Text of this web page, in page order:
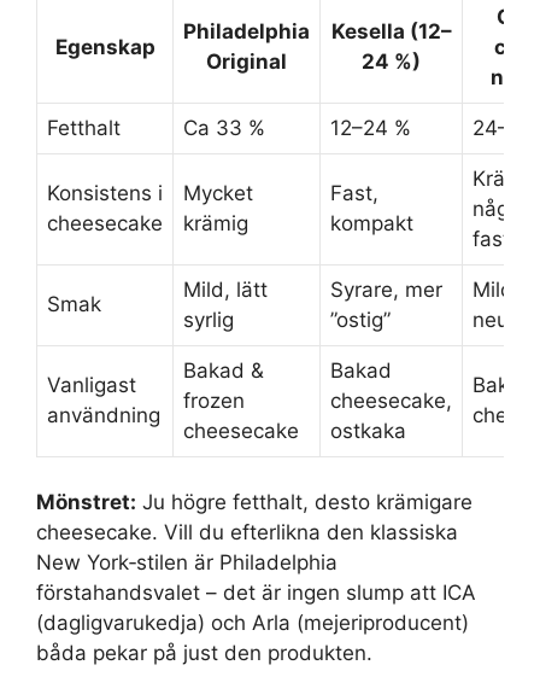
Egenskap
Philadelphia
Original
Kesella (12–
24 %)
Fetthalt Ca 33 % 12–24 % 24–30
Konsistens i
cheesecake
Mycket
krämig
Fast,
kompakt
något
fastare
Smak
Mild, lätt
syrlig
Syrare, mer
”ostig”
Mild,
neutral
Vanligast
användning
Bakad &
frozen
cheesecake
Bakad
cheesecake,
ostkaka
Bakad
Mönstret: Ju högre fetthalt, desto krämigare
cheesecake. Vill du efterlikna den klassiska
New York‑stilen är Philadelphia
förstahandsvalet – det är ingen slump att ICA
(dagligvarukedja) och Arla (mejeriproducent)
båda pekar på just den produkten.